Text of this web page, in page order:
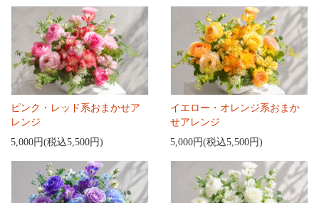
ピンク・レッド系おまかせア
レンジ
5,000円(税込5,500円)
イエロー・オレンジ系おまか
せアレンジ
5,000円(税込5,500円)